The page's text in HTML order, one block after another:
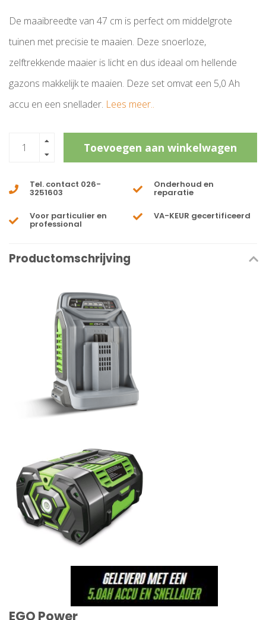
De maaibreedte van 47 cm is perfect om middelgrote
tuinen met precisie te maaien. Deze snoerloze,
zelftrekkende maaier is licht en dus ideaal om hellende
gazons makkelijk te maaien. Deze set omvat een 5,0 Ah
accu en een snellader. Lees meer..
Toevoegen aan winkelwagen
Tel. contact 026-
3251603
Onderhoud en
reparatie
Voor particulier en
professional
VA-KEUR gecertificeerd
Productomschrijving
EGO Power